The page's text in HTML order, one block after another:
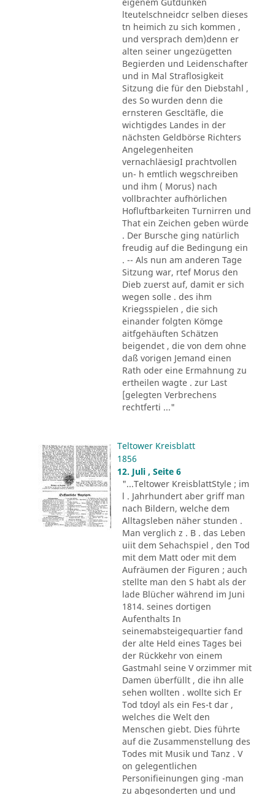
lteutelschneidcr selben dieses
tn heimich zu sich kommen ,
und versprach dem)denn er
alten seiner ungezügetten
Begierden und Leidenschafter
und in Mal Straflosigkeit
Sitzung die für den Diebstahl ,
des So wurden denn die
ernsteren Gescltäfle, die
wichtigdes Landes in der
nächsten Geldbörse Richters
Angelegenheiten
vernachläesigI prachtvollen
un- h emtlich wegschreiben
und ihm ( Morus) nach
vollbrachter aufhörlichen
Hofluftbarkeiten Turnirren und
That ein Zeichen geben würde
. Der Bursche ging natürlich
freudig auf die Bedingung ein
. -- Als nun am anderen Tage
Sitzung war, rtef Morus den
Dieb zuerst auf, damit er sich
wegen solle . des ihm
Kriegsspielen , die sich
einander folgten Kömge
aitfgehäuften Schätzen
beigendet , die von dem ohne
daß vorigen Jemand einen
Rath oder eine Ermahnung zu
ertheilen wagte . zur Last
[gelegten Verbrechens
rechtferti ..."
Teltower Kreisblatt
1856
12. Juli , Seite 6
"...Teltower KreisblattStyle ; im
l . Jahrhundert aber griff man
nach Bildern, welche dem
Alltagsleben näher stunden .
Man verglich z . B . das Leben
uiit dem Sehachspiel , den Tod
mit dem Matt oder mit dem
Aufräumen der Figuren ; auch
stellte man den S habt als der
lade Blücher während im Juni
1814. seines dortigen
Aufenthalts In
seinemabsteigequartier fand
der alte Held eines Tages bei
der Rückkehr von einem
Gastmahl seine V orzimmer mit
Damen überfüllt , die ihn alle
sehen wollten . wollte sich Er
Tod tdoyl als ein Fes-t dar ,
welches die Welt den
Menschen giebt. Dies führte
auf die Zusammenstellung des
Todes mit Musik und Tanz . V
on gelegentlichen
Personifieinungen ging -man
zu abgesonderten und und